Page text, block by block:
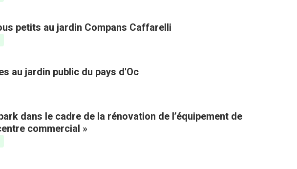
petits au jardin Compans Caffarelli
au jardin public du pays d'Oc
dans le cadre de la rénovation de l’équipement de
commercial »